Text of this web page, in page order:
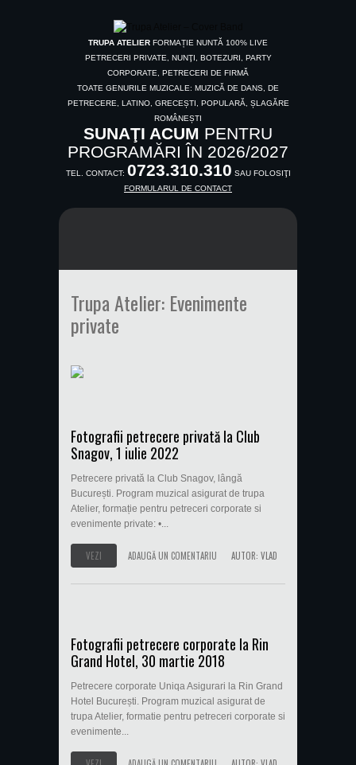
TRUPA ATELIER FORMAȚIE NUNTĂ 100% LIVE
PETRECERI PRIVATE, NUNŢI, BOTEZURI, PARTY
CORPORATE, PETRECERI DE FIRMĂ
TOATE GENURILE MUZICALE: MUZICĂ DE DANS, DE
PETRECERE, LATINO, GRECEȘTI, POPULARĂ, ȘLAGĂRE
ROMÂNEȘTI
SUNAŢI ACUM PENTRU
PROGRAMĂRI ÎN 2026/2027
TEL. CONTACT: 0723.310.310 SAU FOLOSIŢI
FORMULARUL DE CONTACT
Trupa Atelier: Evenimente
private
Fotografii petrecere privată la Club
Snagov, 1 iulie 2022
Petrecere privată la Club Snagov, lângă
București. Program muzical asigurat de trupa
Atelier, formație pentru petreceri corporate si
evenimente private: •...
VEZI ADAUGĂ UN COMENTARIU AUTOR: VLAD
Fotografii petrecere corporate la Rin
Grand Hotel, 30 martie 2018
Petrecere corporate Uniqa Asigurari la Rin Grand
Hotel București. Program muzical asigurat de
trupa Atelier, formatie pentru petreceri corporate si
evenimente...